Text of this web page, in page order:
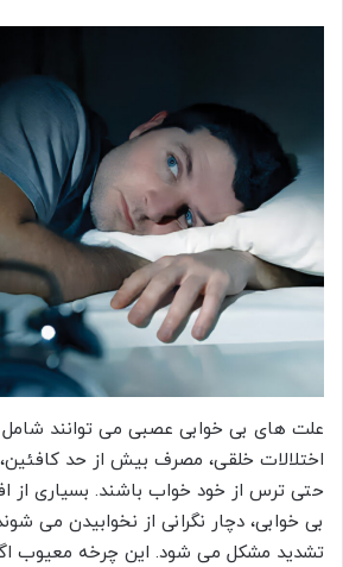
علت های بی خوابی عصبی می توانند شامل
اختلالات خلقی، مصرف بیش از حد
حتی ترس از خود خواب باشند. بسیاری از
بی خوابی، دچار نگرانی از نخوابیدن می
تشدید مشکل می شود. این چرخه معیوب